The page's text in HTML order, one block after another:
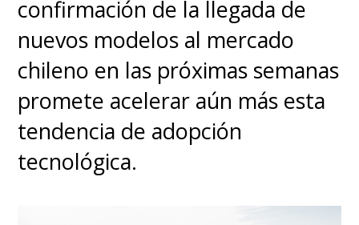
confirmación de la llegada de
nuevos modelos al mercado
chileno en las próximas semanas
promete acelerar aún más esta
tendencia de adopción
tecnológica.